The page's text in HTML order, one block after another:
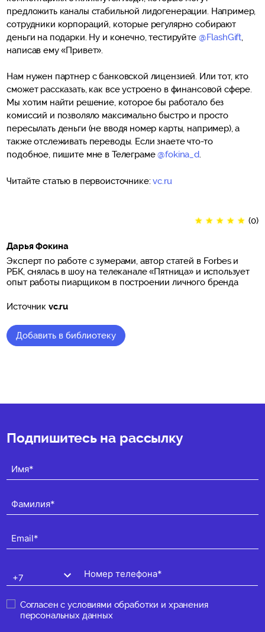
предложить каналы стабильной лидогенерации. Например,
сотрудники корпораций, которые регулярно собирают
деньги на подарки. Ну и конечно, тестируйте @FlashGift,
написав ему «Привет».
Нам нужен партнер с банковской лицензией. Или тот, кто
сможет рассказать, как все устроено в финансовой сфере.
Мы хотим найти решение, которое бы работало без
комиссий и позволяло максимально быстро и просто
пересылать деньги (не вводя номер карты, например), а
также отслеживать переводы. Если знаете что-то
подобное, пишите мне в Телеграме@fokina_d.
Читайте статью в первоисточнике:vc.ru
★ ★ ★ ★ ★ (0)
Дарья Фокина
Эксперт по работе с зумерами, автор статей в Forbes и
РБК, снялась в шоу на телеканале «Пятница» и использует
опыт работы пиарщиком в построении личного бренда
Источник vc.ru
Добавить в библиотеку
Подпишитесь на рассылку
Согласен сусловиями обработки и хранения
персональных данных